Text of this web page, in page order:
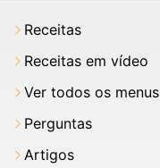
Receitas
Receitas em vídeo
Ver todos os menus
Perguntas
Artigos